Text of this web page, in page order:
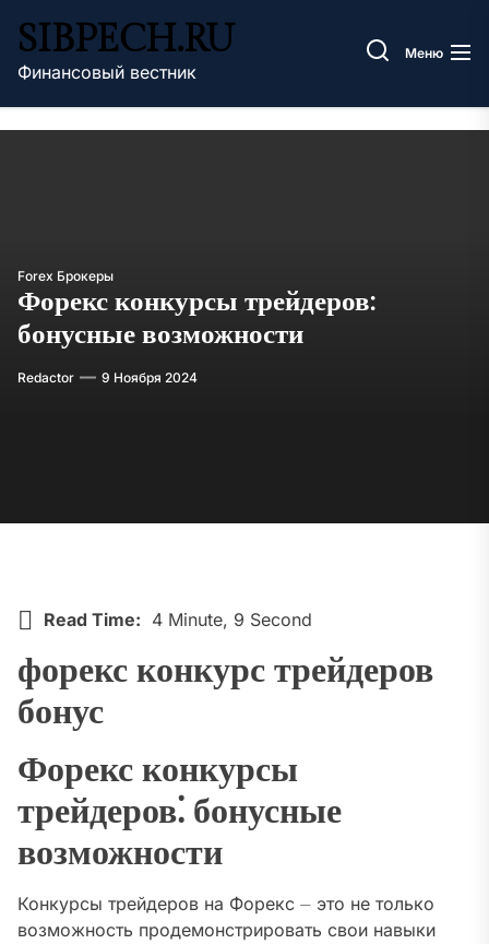
содержимому
SIBPECH.RU
Финансовый вестник
Меню
Forex Брокеры
Форекс конкурсы трейдеров:
бонусные возможности
Redactor 9 Ноября 2024
Read Time: 4 Minute, 9 Second
форекс конкурс трейдеров
бонус
Форекс конкурсы
трейдеров⁚ бонусные
возможности
Конкурсы трейдеров на Форекс ⏤ это не только
возможность продемонстрировать свои навыки